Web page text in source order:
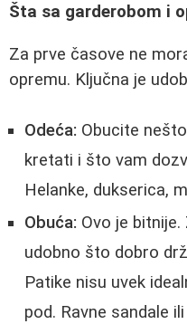
Šta sa garderobom i
Za prve časove ne
opremu. Ključna je
Odeća: Obucite
kretati i što vam
Helanke, dukserica,
Obuća: Ovo je
udobno što dobro
Patike nisu uvek
pod. Ravne sandale